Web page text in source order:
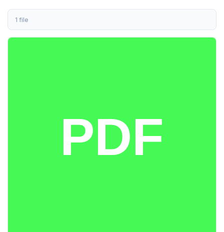
1 file